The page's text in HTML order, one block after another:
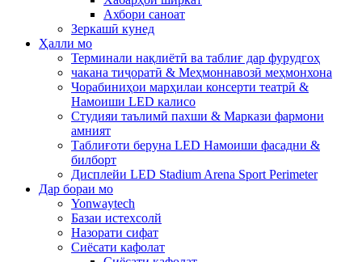
Ахбори саноат
Зеркашӣ кунед
Ҳалли мо
Терминали нақлиётӣ ва таблиғ дар фурудгоҳ
чакана тиҷоратӣ & Меҳмоннавозӣ меҳмонхона
Чорабиниҳои марҳилаи консерти театрӣ &
Намоиши LED калисо
Студияи таълимӣ пахши & Маркази фармони
амният
Таблиғоти беруна LED Намоиши фасадни &
билборт
Дисплейи LED Stadium Arena Sport Perimeter
Дар бораи мо
Yonwaytech
Базаи истехсолй
Назорати сифат
Сиёсати кафолат